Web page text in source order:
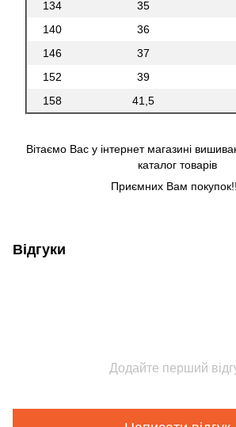
134
35
140
36
146
37
152
39
158
41,5
Вітаємо Вас у інтернет магазині
каталог товарів
Приємних Вам
Відгуки
Додайте перший